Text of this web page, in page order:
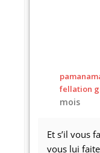
fellation
mois
Et s’il vous
vous lui